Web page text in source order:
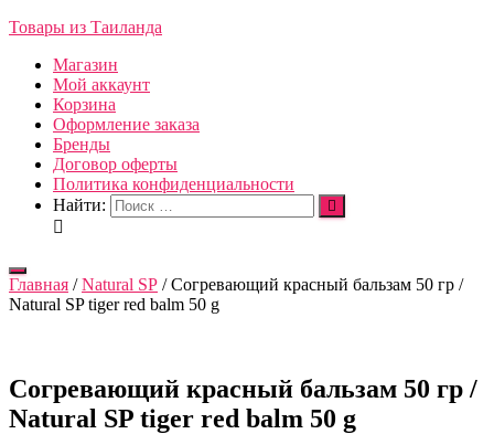
Товары из Таиланда
Магазин
Мой аккаунт
Корзина
Оформление заказа
Бренды
Договор оферты
Политика конфиденциальности
Найти:
Переключить
навигацию
Главная /Natural SP / Согревающий красный бальзам 50 гр /
Natural SP tiger red balm 50 g
Согревающий красный бальзам 50 гр /
Natural SP tiger red balm 50 g